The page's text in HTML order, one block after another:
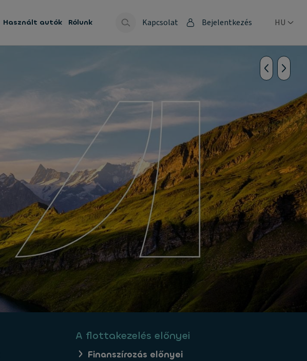
Használt autók Rólunk Kapcsolat Bejelentkezés HU
A flottakezelés előnyei
Finanszírozás előnyei